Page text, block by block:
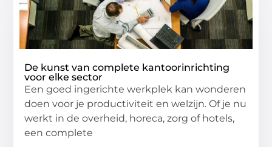
De kunst van complete kantoorinrichting
voor elke sector
Een goed ingerichte werkplek kan wonderen
doen voor je productiviteit en welzijn. Of je nu
werkt in de overheid, horeca, zorg of hotels,
een complete